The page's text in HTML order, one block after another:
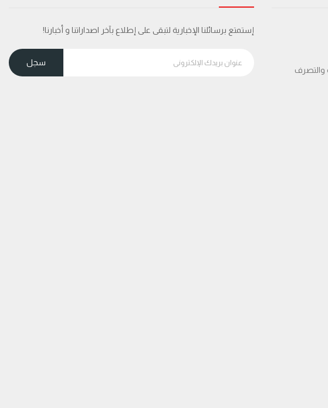
والتصرف
إستمتع برسائلنا الإخبارية لتبقى على إطلاع بآخر اصداراتنا و أخبارنا!